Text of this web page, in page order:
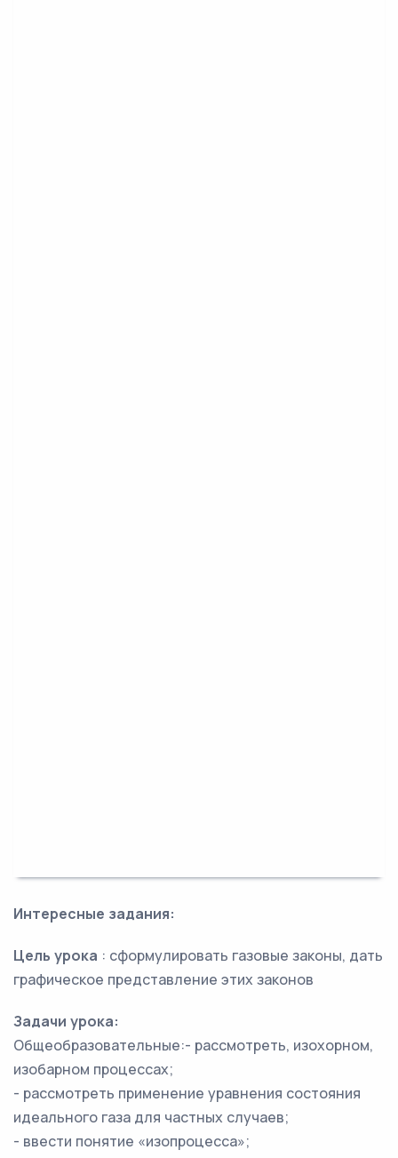
Интересные задания:
Цель урока : сформулировать газовые законы, дать
графическое представление этих законов
Задачи урока:
Общеобразовательные:- рассмотреть, изохорном,
изобарном процессах;
- рассмотреть применение уравнения состояния
идеального газа для частных случаев;
- ввести понятие «изопроцесса»;